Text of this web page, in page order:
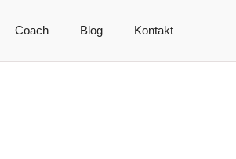
Coach Blog Kontakt